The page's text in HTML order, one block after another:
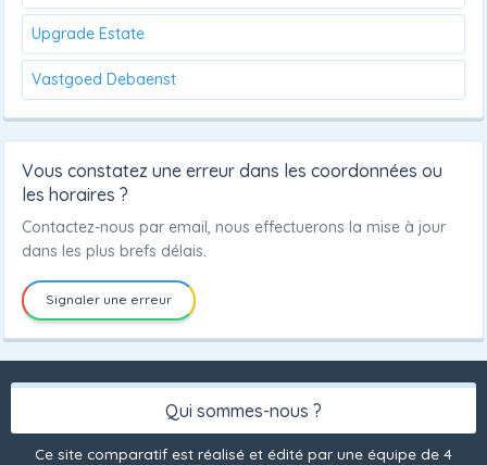
Upgrade Estate
Vastgoed Debaenst
Vous constatez une erreur dans les coordonnées ou
les horaires ?
Contactez-nous par email, nous effectuerons la mise à jour
dans les plus brefs délais.
Signaler une erreur
Qui sommes-nous ?
Ce site comparatif est réalisé et édité par une équipe de 4